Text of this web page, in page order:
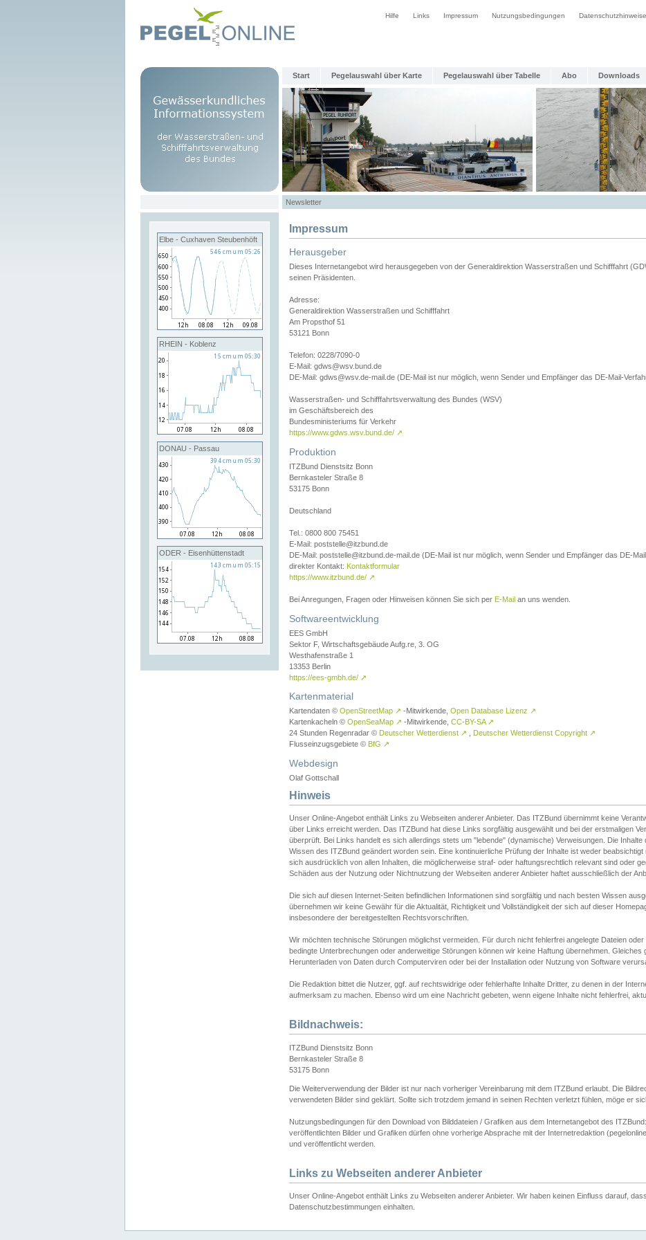
Hilfe Links Impressum Nutzungsbedingungen Datenschutzhinweise
Start Pegelauswahl über Karte Pegelauswahl über Tabelle Abo Downloads
Newsletter
Elbe - Cuxhaven Steubenhöft
RHEIN - Koblenz
DONAU - Passau
ODER - Eisenhüttenstadt
Impressum
Herausgeber
Dieses Internetangebot wird herausgegeben von der Generaldirektion Wasserstraßen und Schifffahrt
seinen Präsidenten.
Adresse:
Generaldirektion Wasserstraßen und Schifffahrt
Am Propsthof 51
53121 Bonn
Telefon: 0228/7090-0
E-Mail: gdws@wsv.bund.de
DE-Mail: gdws@wsv.de-mail.de (DE-Mail ist nur möglich, wenn Sender und Empfänger das DE-Mail-
Wasserstraßen- und Schifffahrtsverwaltung des Bundes (WSV)
im Geschäftsbereich des
Bundesministeriums für Verkehr
https://www.gdws.wsv.bund.de/ ↗
Produktion
ITZBund Dienstsitz Bonn
Bernkasteler Straße 8
53175 Bonn
Deutschland
Tel.: 0800 800 75451
E-Mail: poststelle@itzbund.de
DE-Mail: poststelle@itzbund.de-mail.de (DE-Mail ist nur möglich, wenn Sender und Empfänger das DE-
direkter Kontakt: Kontaktformular
https://www.itzbund.de/ ↗
Bei Anregungen, Fragen oder Hinweisen können Sie sich per E-Mail an uns wenden.
Softwareentwicklung
EES GmbH
Sektor F, Wirtschaftsgebäude Aufg.re, 3. OG
Westhafenstraße 1
13353 Berlin
https://ees-gmbh.de/ ↗
Kartenmaterial
Kartendaten © OpenStreetMap ↗ -Mitwirkende, Open Database Lizenz ↗
Kartenkacheln © OpenSeaMap ↗ -Mitwirkende, CC-BY-SA ↗
24 Stunden Regenradar © Deutscher Wetterdienst ↗ Deutscher Wetterdienst Copyright ↗
Flusseinzugsgebiete © BfG ↗
Webdesign
Olaf Gottschall
Hinweis
Unser Online-Angebot enthält Links zu Webseiten anderer Anbieter. Das ITZBund übernimmt keine
über Links erreicht werden. Das ITZBund hat diese Links sorgfältig ausgewählt und bei der erstmaligen
überprüft. Bei Links handelt es sich allerdings stets um "lebende" (dynamische) Verweisungen. Die
Wissen des ITZBund geändert worden sein. Eine kontinuierliche Prüfung der Inhalte ist weder
sich ausdrücklich von allen Inhalten, die möglicherweise straf- oder haftungsrechtlich relevant sind oder
Schäden aus der Nutzung oder Nichtnutzung der Webseiten anderer Anbieter haftet ausschließlich der
Die sich auf diesen Internet-Seiten befindlichen Informationen sind sorgfältig und nach besten Wissen
übernehmen wir keine Gewähr für die Aktualität, Richtigkeit und Vollständigkeit der sich auf dieser
insbesondere der bereitgestellten Rechtsvorschriften.
Wir möchten technische Störungen möglichst vermeiden. Für durch nicht fehlerfrei angelegte Dateien
bedingte Unterbrechungen oder anderweitige Störungen können wir keine Haftung übernehmen. Gleiches
Herunterladen von Daten durch Computerviren oder bei der Installation oder Nutzung von Software
Die Redaktion bittet die Nutzer, ggf. auf rechtswidrige oder fehlerhafte Inhalte Dritter, zu denen in der
aufmerksam zu machen. Ebenso wird um eine Nachricht gebeten, wenn eigene Inhalte nicht fehlerfrei,
Bildnachweis:
ITZBund Dienstsitz Bonn
Bernkasteler Straße 8
53175 Bonn
Die Weiterverwendung der Bilder ist nur nach vorheriger Vereinbarung mit dem ITZBund erlaubt. Die
verwendeten Bilder sind geklärt. Sollte sich trotzdem jemand in seinen Rechten verletzt fühlen, möge er
Nutzungsbedingungen für den Download von Bilddateien / Grafiken aus dem Internetangebot des
veröffentlichten Bilder und Grafiken dürfen ohne vorherige Absprache mit der Internetredaktion
und veröffentlicht werden.
Links zu Webseiten anderer Anbieter
Unser Online-Angebot enthält Links zu Webseiten anderer Anbieter. Wir haben keinen Einfluss darauf,
Datenschutzbestimmungen einhalten.